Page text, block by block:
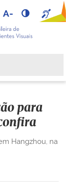
A-
para
Hangzhou, na